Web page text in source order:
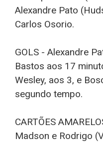
Alexandre Pato
Carlos Osorio.
GOLS - Alexandre
Bastos aos 17
Wesley, aos 3, e
segundo tempo.
CARTÕES
Madson e Rodrigo